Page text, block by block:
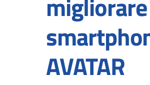
AVATAR